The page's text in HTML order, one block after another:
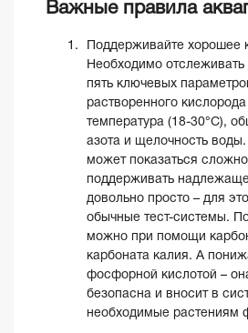
Важные правила
Поддерживайте хорошее
Необходимо отслеживать
пять ключевых
растворенного
температура (18-30°C),
азота и щелочность
может показаться
поддерживать
довольно просто – для
обычные тест-системы.
можно при помощи
карбоната калия. А
фосфорной кислотой –
безопасна и вносит в
необходимые растениям